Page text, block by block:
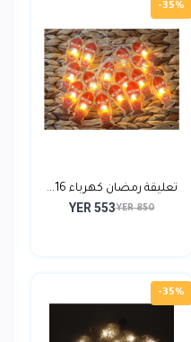
-35%
تعليقة رمضان كهرباء 16...
YER 850
YER 553
-35%